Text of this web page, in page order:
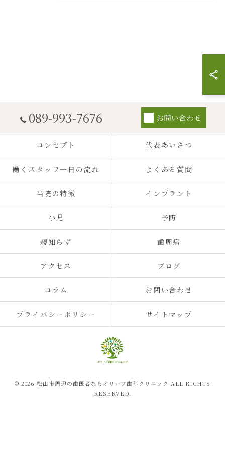
089-993-7676 お問い合わせ
コンセプト 代表あいさつ
働くスタッフ一日の流れ よくある質問
当院の特徴 インプラント
小児 予防
親知らず 歯周病
アクセス ブログ
コラム お問い合わせ
プライバシーポリシー サイトマップ
© 2026 松山市周辺の歯医者ならオリーブ歯科クリニック ALL RIGHTS
RESERVED.